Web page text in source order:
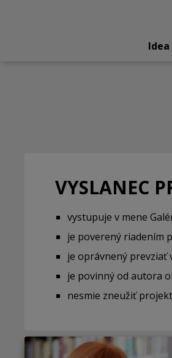
Idea
VYSLANEC
vystupujev mene
je poverený riadením
je oprávnený prevziať
je povinný od autora
nesmie zneužiť